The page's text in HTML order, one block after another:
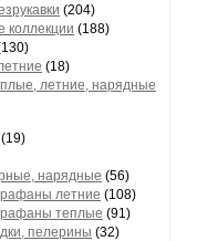
(204)
коллекции (188)
(18)
летние, нарядные
(19)
нарядные (56)
летние (108)
теплые (91)
пелерины (32)